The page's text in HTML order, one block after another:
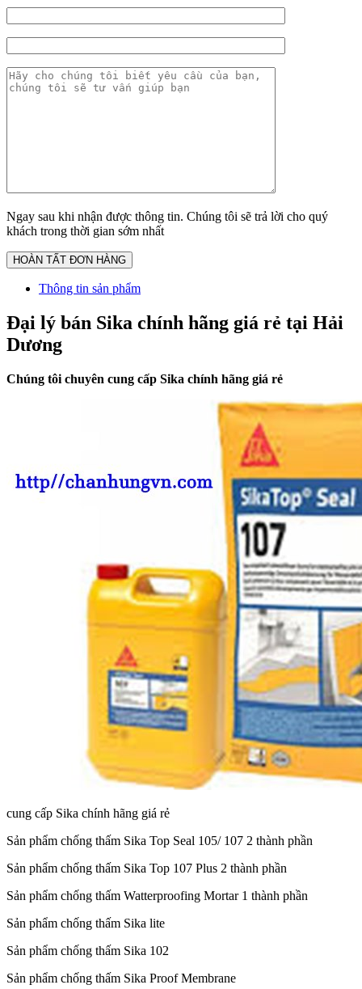
Ngay sau khi nhận được thông tin. Chúng tôi sẽ trả lời cho quý
khách trong thời gian sớm nhất
Thông tin sản phẩm
Đại lý bán Sika chính hãng giá rẻ tại Hải
Dương
Chúng tôi chuyên cung cấp Sika chính hãng giá rẻ
cung cấp Sika chính hãng giá rẻ
Sản phẩm chống thấm Sika Top Seal 105/ 107 2 thành phần
Sản phẩm chống thấm Sika Top 107 Plus 2 thành phần
Sản phẩm chống thấm Watterproofing Mortar 1 thành phần
Sản phẩm chống thấm Sika lite
Sản phẩm chống thấm Sika 102
Sản phẩm chống thấm Sika Proof Membrane